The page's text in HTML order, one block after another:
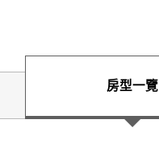
房型一覽